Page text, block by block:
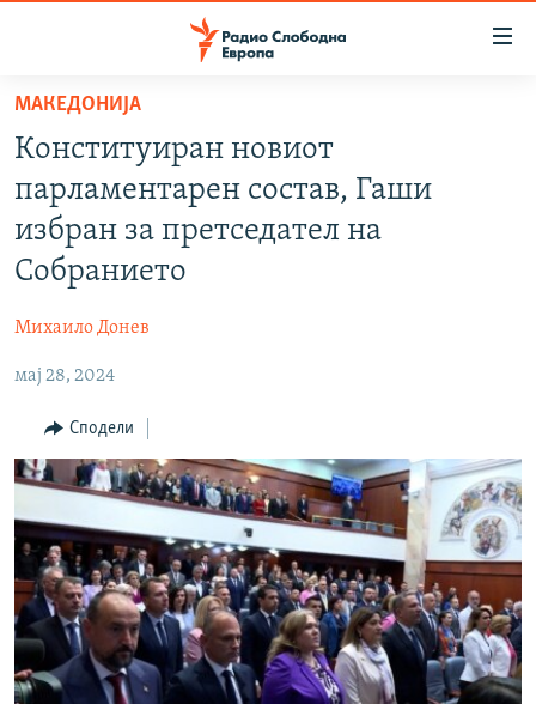
Оди
содржината
Оди
главната
навигација
на
пребарување
ВИЗУЕЛНО
ВЕСТИ
ПРИЈАВИ СЕ ЗА ЊУЗЛЕТЕР
ПОДКАСТ ЗОШТО?
РСЕ веб страници
МАКЕДОНИЈА
Конституиран новиот
парламентарен состав, Гаши
избран за претседател на
Собранието
Михаило Донев
мај 28, 2024
Сподели